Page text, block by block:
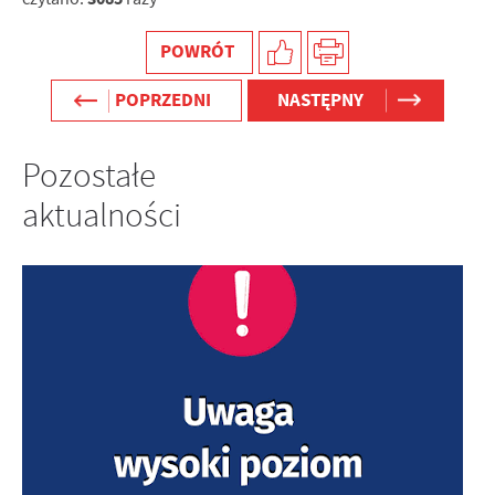
POWRÓT
POPRZEDNI
NASTĘPNY
Pozostałe
aktualności